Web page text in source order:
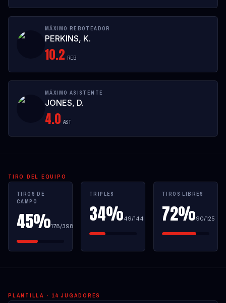
MÁXIMO REBOTEADOR
PERKINS, K.
10.2 REB
MÁXIMO ASISTENTE
JONES, D.
4.0 AST
TIRO DEL EQUIPO
TIROS DE
CAMPO
45%178/398
TRIPLES
34%49/144
TIROS LIBRES
72%90/125
PLANTILLA · 14 JUGADORES